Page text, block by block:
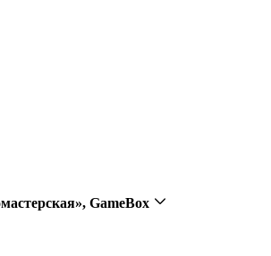
GameBox